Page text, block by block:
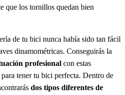
que los tornillos quedan bien
de tu bici nunca había sido tan fácil
dinamométricas. Conseguirás la
profesional con estas
tener tu bici perfecta. Dentro de
dos tipos diferentes de